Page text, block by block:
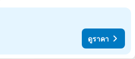
ดูราคา